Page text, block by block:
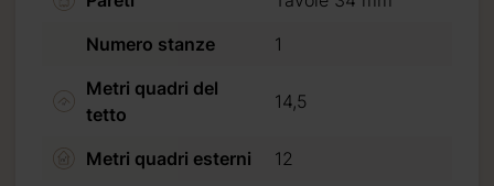
Numero stanze
1
Metri quadri del
tetto
14,5
Metri quadri esterni
12